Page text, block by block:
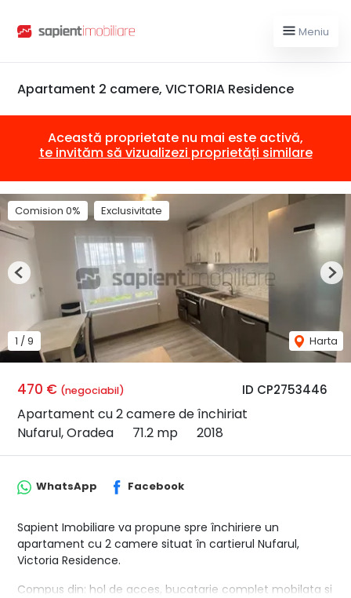
Meniu
Apartament 2 camere, VICTORIA Residence
Această proprietate nu mai este activă,
te invităm să vizualizezi proprietăți similare
ID CP2753446
470 € (negociabil)
Apartament cu 2 camere de închiriat
Nufarul, Oradea
71.2 mp 2018
Comision 0% Exclusivitate
1 / 9 Harta
Previous
WhatsApp Facebook
Sapient Imobiliare va propune spre închiriere un
apartament cu 2 camere situat în cartierul Nufarul,
Victoria Residence.
Compus din: hol de acces, bucatarie complet mobilata si